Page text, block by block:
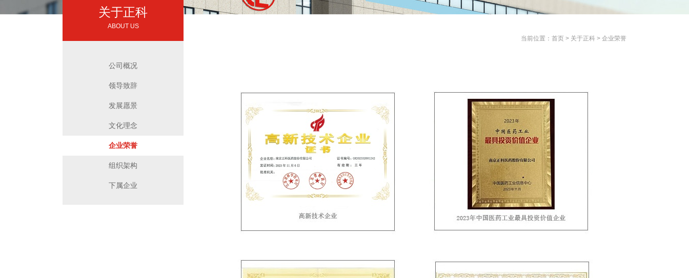
关于正科
ABOUT US
公司概况
领导致辞
发展愿景
文化理念
企业荣誉
组织架构
下属企业
当前位置： 首页 > 关于正科 > 企业荣誉